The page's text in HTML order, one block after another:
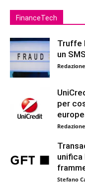
FinanceTech
Truffe
un SMS
per
unifica
Stefano